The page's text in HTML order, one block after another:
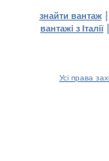
знайти вантаж|
вантажі з Італії|
Усі права